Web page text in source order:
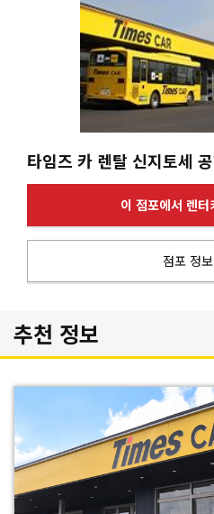
타임즈 카 렌탈 신지토세
이 점포에서 렌터
점포 정
추천 정보